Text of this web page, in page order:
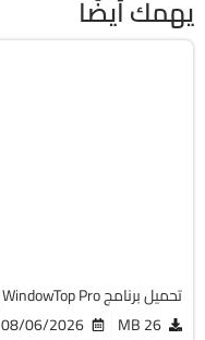
يهمك أيضًا
تحميل برنامج WindowTop Pro | لإدارة نوافذ الويندوز والتحكم بها
26 MB
08/06/2026